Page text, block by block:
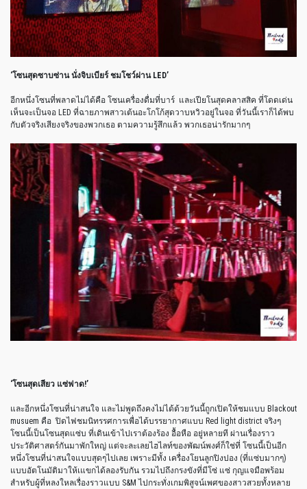
‘โซนสุดซาบซ่าน นั่งจิบเบียร์ ชมโชว์ผ่านLED’
อีกหนึ่งโซนที่พลาดไม่ได้คือ โซนเครื่องดื่มที่บาร์ และเปียโนสุดคลาสสิค ที่โดดเด่น
เห็นจะเป็นจอ LED ที่ฉายภาพสาวเต้นอะโกโก้สุดวาบหวิวอยู่ในจอ ที่วันนี้เราก็ได้พบ
กับตัวจริงเสียงจริงของพวกเธอ ตามความรู้สึกแล้ว พวกเธอน่ารักมากๆ
‘โซนสุดเสียว แซ่ฟาด!’
และอีกหนึ่งโซนที่น่าสนใจ และไม่พูดถึงคงไม่ได้ด้วยวันนี้ถูกเปิดให้ชมแบบ Blackout
musuem คือ ปิดไฟชมนิทรรศการเพื่อได้บรรยากาศแบบ Red light district จริงๆ
โซนนี้เป็นโซนสุดแซ่บ ที่เดินเข้าไปเราต้องร้อง อื้อหือ อยู่หลายที ผ่านเรื่องราว
ประวัติศาสตร์กันมาพักใหญ่ แต่จะละเลยไฮไลท์ของพัฒน์พงศ์ก็ใช่ที่ โซนนี้เป็นอีก
หนึ่งโซนที่น่าสนใจแบบสุดๆไปเลย เพราะมีทั้ง เครื่องโยนลูกปิงปอง (ที่แซ่บมากๆ)
แบบอัตโนมัติมาให้เแขกได้ลองรับกัน รวมไปถึงกรงขังที่มีโซ่ แซ่ กุญแจมือพร้อม
สำหรับผู้ที่หลงใหลเรื่องราวแบบ S&M ไปกระทั่งเกมพิสูจน์เพศของสาวสวยทั้งหลาย